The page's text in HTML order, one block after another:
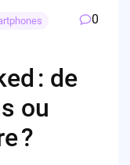
0
: de
ou
?